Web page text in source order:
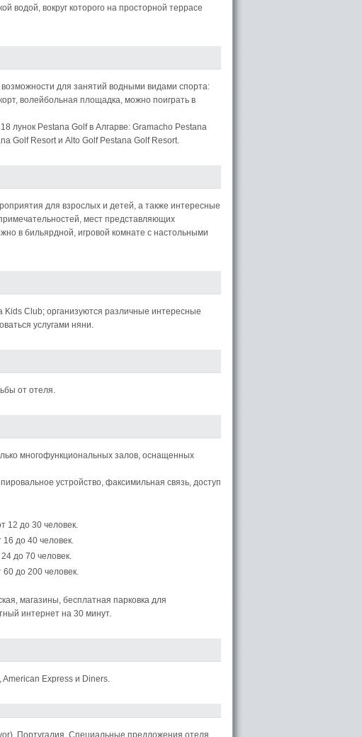
водой, вокруг которого на просторной террасе
для занятий водными видами спорта:
волейбольная площадка, можно поиграть в
лунок Pestana Golf в Алгарве: Gramacho Pestana
Golf Resort и Alto Golf Pestana Golf Resort.
для взрослых и детей, а также интересные
мест представляющих
в бильярдной, игровой комнате с настольными
Kids Club; организуются различные интересные
услугами няни.
от отеля.
многофункциональных залов, оснащенных
устройство, факсимильная связь, доступ
12 до 30 человек.
до 40 человек.
до 70 человек.
до 200 человек.
магазины, бесплатная парковка для
интернет на 30 минут.
Express и Diners.
Португалия. Специальные предложения отеля